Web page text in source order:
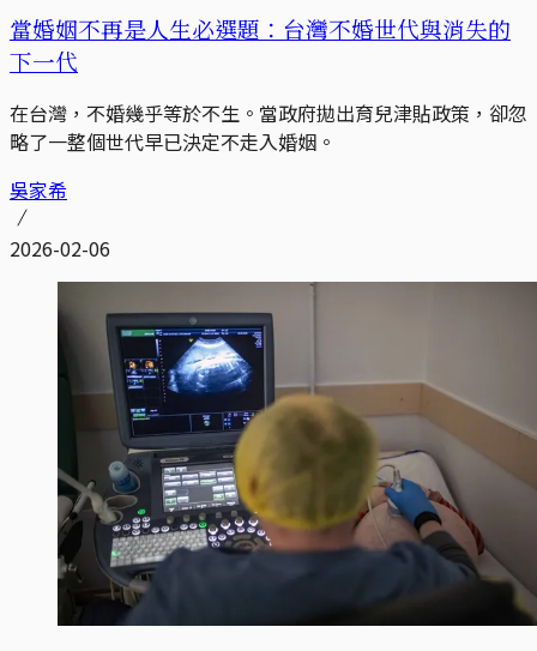
當婚姻不再是人生必選題：台灣不婚世代與消失的
下一代
在台灣，不婚幾乎等於不生。當政府拋出育兒津貼政策，卻忽
略了一整個世代早已決定不走入婚姻。
吳家希
2026-02-06